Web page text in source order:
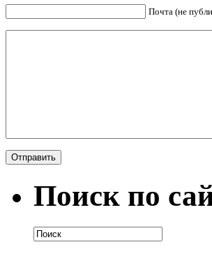
Почта (не
Поиск по